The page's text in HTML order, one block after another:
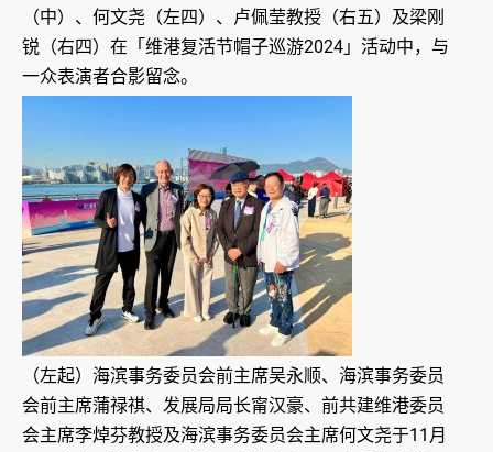
（中）、何文尧（左四）、卢佩莹教授（右五）及梁刚
锐（右四）在「维港复活节帽子巡游2024」活动中，与
一众表演者合影留念。
（左起）海滨事务委员会前主席吴永顺、海滨事务委员
会前主席蒲禄祺、发展局局长甯汉豪、前共建维港委员
会主席李焯芬教授及海滨事务委员会主席何文尧于11月